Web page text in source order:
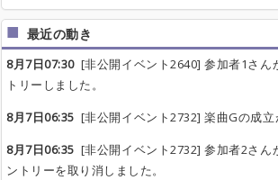
最近の動き
8月7日07:30[非公開イベント2640] 参加者1さん
トリーしました。
8月7日06:35 [非公開イベント2732] 楽曲Gの成立
8月7日06:35 [非公開イベント2732] 参加者2さん
ントリーを取り消しました。